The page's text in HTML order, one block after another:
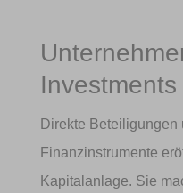
Investments
Direkte
Finanzinstrumente
Kapitalanlage. Sie